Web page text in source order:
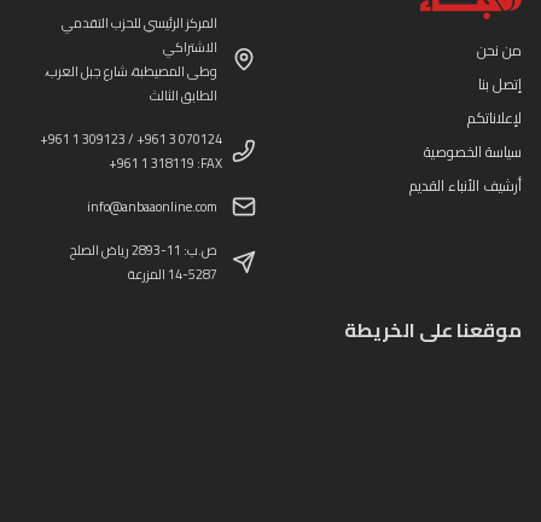
من نحن
إتصل بنا
لإعلاناتكم
سياسة الخصوصية
أرشيف الأنباء القديم
المركز الرئيسي للحزب التقدمي
الاشتراكي
وطى المصيطبة، شارع جبل العرب،
الطابق الثالث
+961 1 309123 / +961 3 070124
+961 1 318119 :FAX
info@anbaaonline.com
ص.ب: 11-2893 رياض الصلح
14-5287 المزرعة
موقعنا على الخريطة